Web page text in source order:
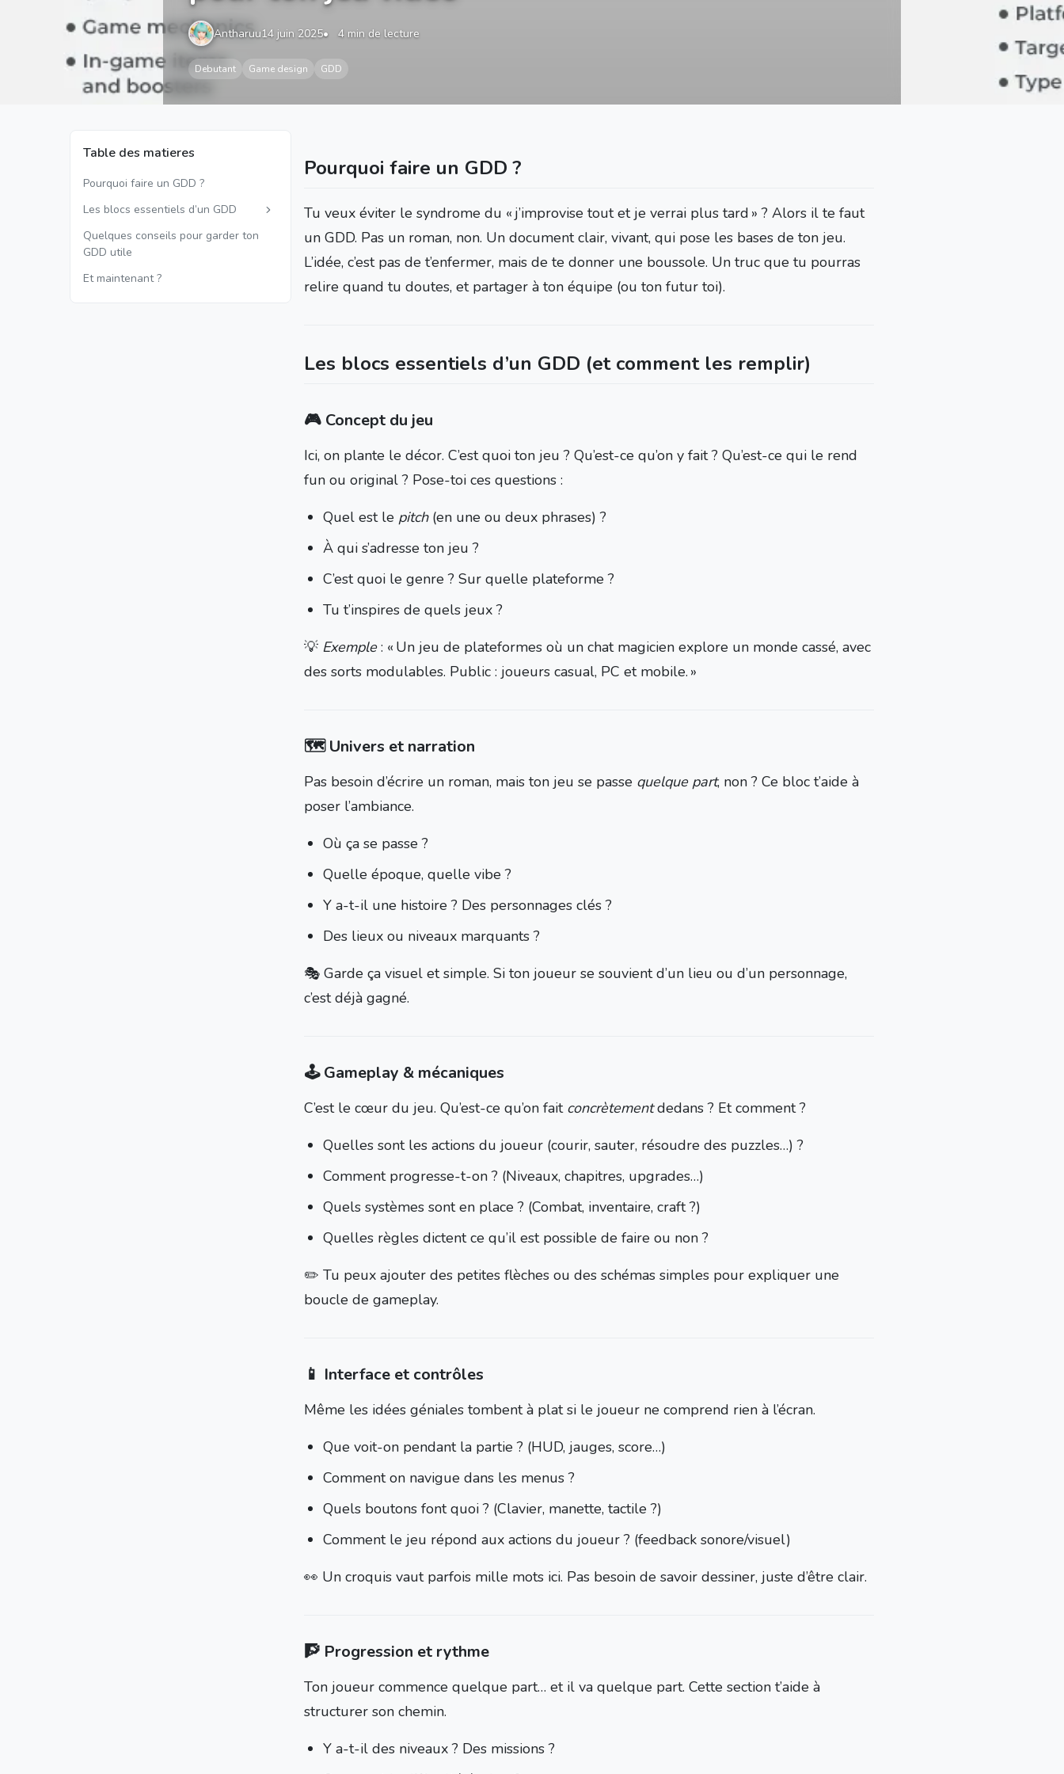
Antharuu14 juin 2025 4 min de lecture
Debutant Game design GDD
Table des matieres
Pourquoi faire un GDD ?
Les blocs essentiels d’un GDD
Quelques conseils pour garder ton
GDD utile
Et maintenant ?
Pourquoi faire un GDD ?
Tu veux éviter le syndrome du « j’improvise tout et je verrai plus tard » ? Alors il te faut
un GDD. Pas un roman, non. Un document clair, vivant, qui pose les bases de ton jeu.
L’idée, c’est pas de t’enfermer, mais de te donner une boussole. Un truc que tu pourras
relire quand tu doutes, et partager à ton équipe (ou ton futur toi).
Les blocs essentiels d’un GDD (et comment les remplir)
🎮 Concept du jeu
Ici, on plante le décor. C’est quoi ton jeu ? Qu’est-ce qu’on y fait ? Qu’est-ce qui le rend
fun ou original ? Pose-toi ces questions :
Quel est le pitch(en une ou deux phrases) ?
À qui s’adresse ton jeu ?
C’est quoi le genre ? Sur quelle plateforme ?
Tu t’inspires de quels jeux ?
💡 Exemple: « Un jeu de plateformes où un chat magicien explore un monde cassé, avec
des sorts modulables. Public : joueurs casual, PC et mobile. »
🗺 Univers et narration
Pas besoin d’écrire un roman, mais ton jeu se passe quelque part, non ? Ce bloc t’aide à
poser l’ambiance.
Où ça se passe ?
Quelle époque, quelle vibe ?
Y a-t-il une histoire ? Des personnages clés ?
Des lieux ou niveaux marquants ?
🎭 Garde ça visuel et simple. Si ton joueur se souvient d’un lieu ou d’un personnage,
c’est déjà gagné.
🕹 Gameplay & mécaniques
C’est le cœur du jeu. Qu’est-ce qu’on fait concrètementdedans ? Et comment ?
Quelles sont les actions du joueur (courir, sauter, résoudre des puzzles…) ?
Comment progresse-t-on ? (Niveaux, chapitres, upgrades…)
Quels systèmes sont en place ? (Combat, inventaire, craft ?)
Quelles règles dictent ce qu’il est possible de faire ou non ?
✏️ Tu peux ajouter des petites flèches ou des schémas simples pour expliquer une
boucle de gameplay.
📱 Interface et contrôles
Même les idées géniales tombent à plat si le joueur ne comprend rien à l’écran.
Que voit-on pendant la partie ? (HUD, jauges, score…)
Comment on navigue dans les menus ?
Quels boutons font quoi ? (Clavier, manette, tactile ?)
Comment le jeu répond aux actions du joueur ? (feedback sonore/visuel)
👀 Un croquis vaut parfois mille mots ici. Pas besoin de savoir dessiner, juste d’être clair.
🧗 Progression et rythme
Ton joueur commence quelque part… et il va quelque part. Cette section t’aide à
structurer son chemin.
Y a-t-il des niveaux ? Des missions ?